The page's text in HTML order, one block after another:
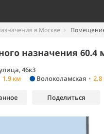
в Москве Помещение
назначения 60.4
46к3
1.9 км Волоколамская •
Поделиться